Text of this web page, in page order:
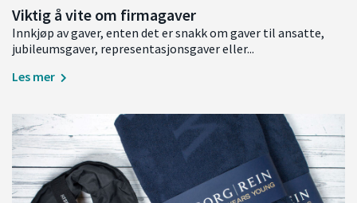
Viktig å vite om firmagaver
Innkjøp av gaver, enten det er snakk om gaver til ansatte,
jubileumsgaver, representasjonsgaver eller...
Les mer